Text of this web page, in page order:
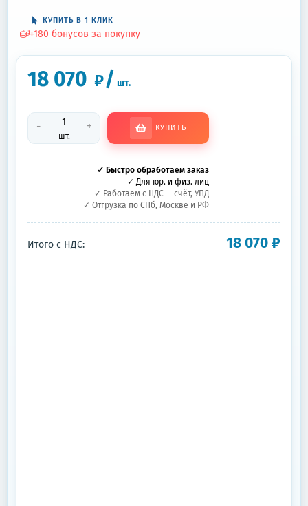
КУПИТЬ В 1 КЛИК
+180 бонусов за покупку
18 070 ₽/ шт.
-
шт.
+ КУПИТЬ
✓ Быстро обработаем заказ
✓ Для юр. и физ. лиц
✓ Работаем с НДС — счёт, УПД
✓ Отгрузка по СПб, Москве и РФ
Итого с НДС: 18 070₽